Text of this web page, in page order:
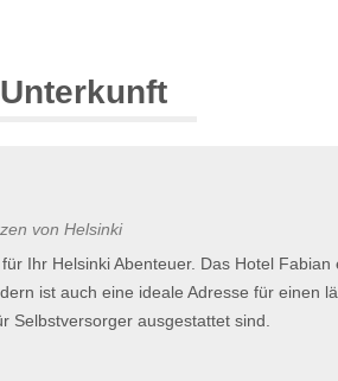
von Helsinki
Ihr Helsinki Abenteuer. Das Hotel
ist auch eine ideale Adresse für einen
Selbstversorger ausgestattet sind.